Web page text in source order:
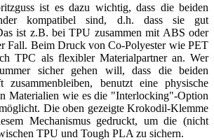
ist es dazu wichtig, dass die beiden
kompatibel sind, d.h. dass sie gut
ist z.B. bei TPU zusammen mit ABS oder
Fall. Beim Druck von Co-Polyester wie PET
TPC als flexibler Materialpartner an. Wer
sicher gehen will, dass die beiden
zusammenbleiben, benutzt eine physische
Materialien wie es die "Interlocking"-Option
Die oben gezeigte Krokodil-Klemme
Mechanismus gedruckt, um die (nicht
TPU und Tough PLA zu sichern.